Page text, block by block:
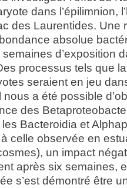
dans l’épilimnion,
des Laurentides. Une
absolue
d’exposition
processus tels que
seraient en jeu
a été possible
des
Bacteroidia et
celle observée en
un impact
après six semaines,
s’est démontré être